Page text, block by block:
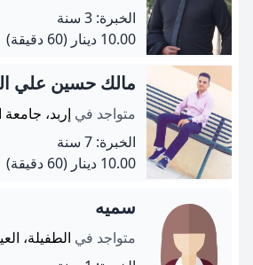
الخبرة: 3 سنة
10.00 دينار
(60 دقيقة)
مالك حسين علي
متواجد في إربد، جامعة
الخبرة: 7 سنة
10.00 دينار
(60 دقيقة)
سميه
متواجد في الطفيلة،